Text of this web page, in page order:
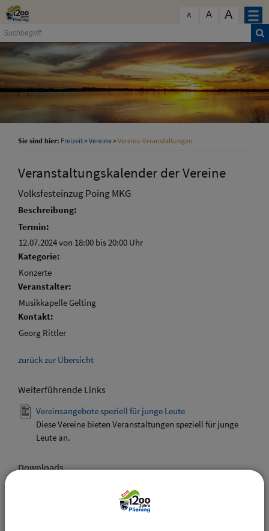
Zum Inhalt
A A A
Sie sind hier: Freizeit>Vereine>Vereins-Veranstaltungen
Veranstaltungskalender der Vereine
Volksfesteinzug Poing MKG
Beschreibung:
Termin:
12.07.2024 von 18:00 bis 20:00 Uhr
Kategorie:
Konzerte
Veranstalter:
Musikkapelle Gelting
Kontakt:
Georg Rittler
zurück zur Übersicht
Weiterführende Links
Vereinsangebote speziell für junge Leute
Diese Vereine bieten Veranstaltungen speziell für junge
Leute an.
Downloads
Den gewählten Termin als VCS-Kalenderdatei
schließen